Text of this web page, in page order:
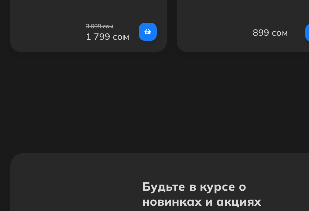
3 099 сом
1 799 сом 899 сом
Будьте в курсе о
новинках и акциях